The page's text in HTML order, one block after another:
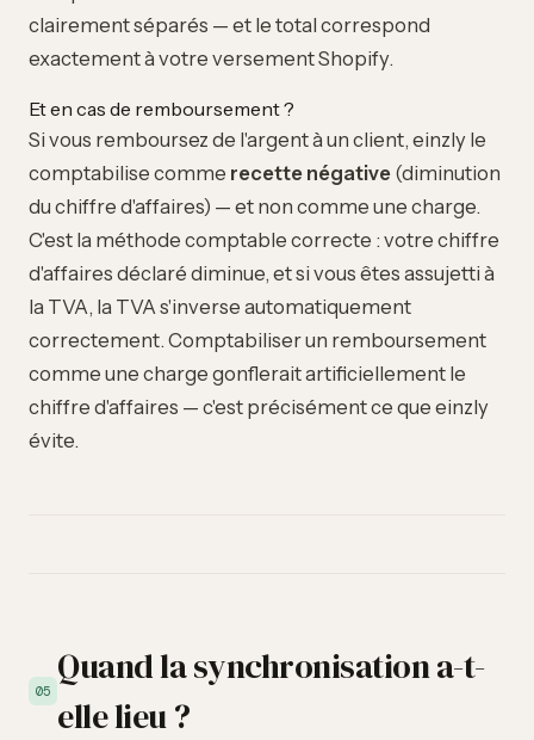
clairement séparés — et le total correspond
exactement à votre versement Shopify.
Et en cas de remboursement ?
Si vous remboursez de l'argent à un client, einzly le
comptabilise comme recette négative (diminution
du chiffre d'affaires) — et non comme une charge.
C'est la méthode comptable correcte : votre chiffre
d'affaires déclaré diminue, et si vous êtes assujetti à
la TVA, la TVA s'inverse automatiquement
correctement. Comptabiliser un remboursement
comme une charge gonflerait artificiellement le
chiffre d'affaires — c'est précisément ce que einzly
évite.
05
Quand la synchronisation a-t-
elle lieu ?